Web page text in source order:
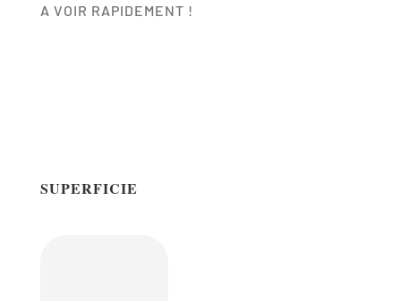
A VOIR RAPIDEMENT !
SUPERFICIE